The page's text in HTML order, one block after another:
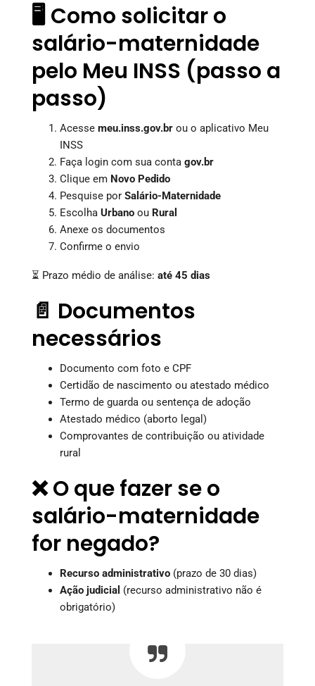
🖥️ Como solicitar o
salário-maternidade
pelo Meu INSS (passo a
passo)
Acesse meu.inss.gov.br ou o aplicativo Meu
INSS
Faça login com sua conta gov.br
Clique em Novo Pedido
Pesquise por Salário-Maternidade
Escolha Urbano ou Rural
Anexe os documentos
Confirme o envio
⏳ Prazo médio de análise: até 45 dias
📄 Documentos
necessários
Documento com foto e CPF
Certidão de nascimento ou atestado médico
Termo de guarda ou sentença de adoção
Atestado médico (aborto legal)
Comprovantes de contribuição ou atividade
rural
❌ O que fazer se o
salário-maternidade
for negado?
Recurso administrativo (prazo de 30 dias)
Ação judicial (recurso administrativo não é
obrigatório)